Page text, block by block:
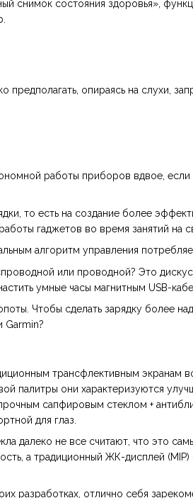
снимок состояния здоровья»,
опираясь на слухи,
работы приборов вдвое, если
то есть на создание более
гаджетов во время занятий на
алгоритм управления
или проводной? Это
умные часы магнитным USB-
Чтобы сделать зарядку более
Garmin?
трансфлективным экранам
палитры они характеризуются
сапфировым стеклом +
для глаз.
далеко не все считают, что это
а традиционный ЖК-дисплей
разработках, отлично себя